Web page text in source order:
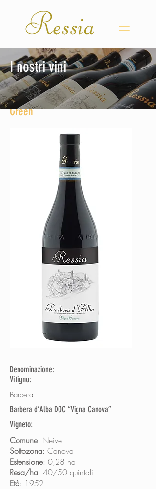
Barbera d’Alba DOC Vigna Canova
Green
I nostri vini
Denominazione:
Vitigno:
Barbera
Barbera d’Alba DOC “Vigna Canova”
Vigneto:
Comune: Neive
Sottozona: Canova
Estensione: 0,28 ha
Resa/ha: 40/50 quintali
Età: 1952